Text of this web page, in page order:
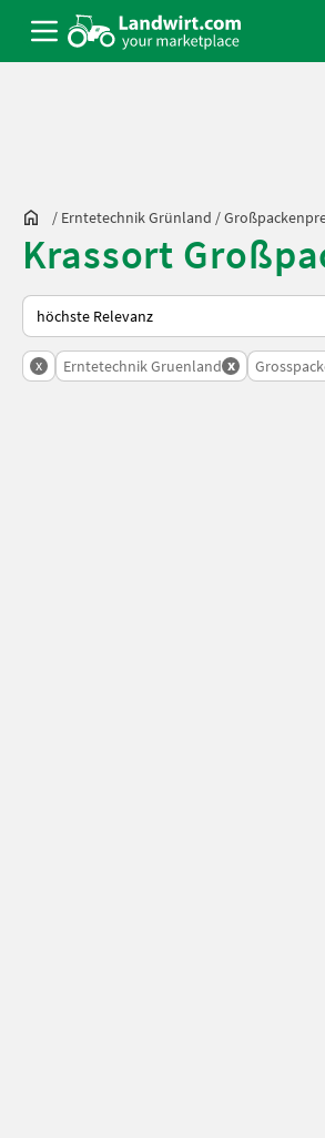
/ Erntetechnik Grünland /
Krassort
So wird auf Landwirt.com sortiert
x Erntetechnik Gruenland x